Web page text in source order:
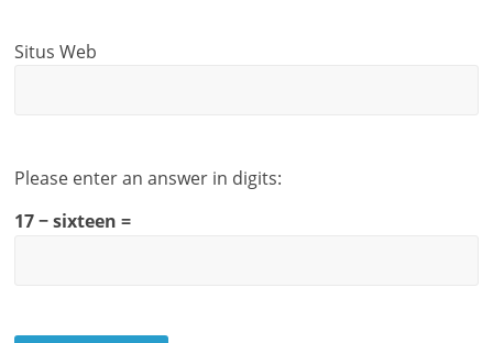
Situs Web
Please enter an answer in digits:
17 − sixteen =